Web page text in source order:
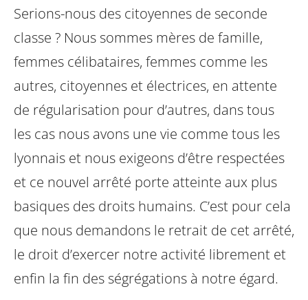
Serions-nous des citoyennes de seconde
classe ? Nous sommes mères de famille,
femmes célibataires, femmes comme les
autres, citoyennes et électrices, en attente
de régularisation pour d’autres, dans tous
les cas nous avons une vie comme tous les
lyonnais et nous exigeons d’être respectées
et ce nouvel arrêté porte atteinte aux plus
basiques des droits humains. C’est pour cela
que nous demandons le retrait de cet arrêté,
le droit d’exercer notre activité librement et
enfin la fin des ségrégations à notre égard.